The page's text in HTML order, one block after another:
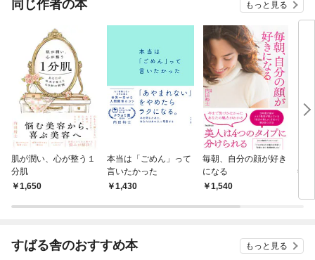
同じ作者の本 もっと見る
肌が潤い、心が整う１
分肌
1,650
本当は「ごめん」って
言いたかった
1,430
毎朝、自分の顔が好き
になる
1,540
答え
すばる舎のおすすめ本 もっと見る